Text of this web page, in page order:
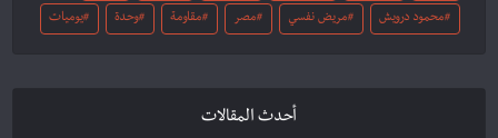
محمود درويش مريض نفسي مصر مقاومة وحدة يوميات
أحدث المقالات